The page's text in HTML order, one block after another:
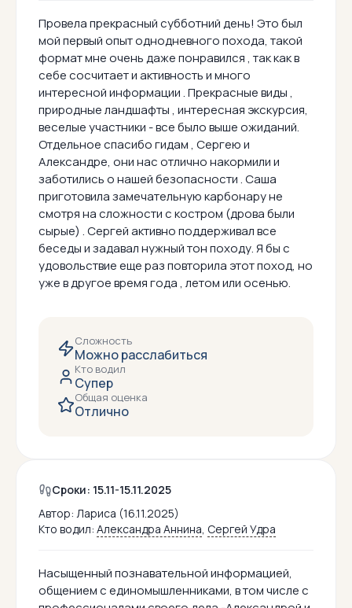
Провела прекрасный субботний день! Это был
мой первый опыт однодневного похода, такой
формат мне очень даже понравился , так как в
себе сосчитает и активность и много
интересной информации . Прекрасные виды ,
природные ландшафты , интересная экскурсия,
веселые участники - все было выше ожиданий.
Отдельное спасибо гидам , Сергею и
Александре, они нас отлично накормили и
заботились о нашей безопасности . Саша
приготовила замечательную карбонару не
смотря на сложности с костром (дрова были
сырые) . Сергей активно поддерживал все
беседы и задавал нужный тон походу. Я бы с
удовольствие еще раз повторила этот поход, но
уже в другое время года , летом или осенью.
Сложность
Можно расслабиться
Кто водил
Супер
Общая оценка
Отлично
Сроки: 15.11-15.11.2025
Автор: Лариса (16.11.2025)
Кто водил: Александра Аннина, Сергей Удра
Насыщенный познавательной информацией,
общением с единомышленниками, в том числе с